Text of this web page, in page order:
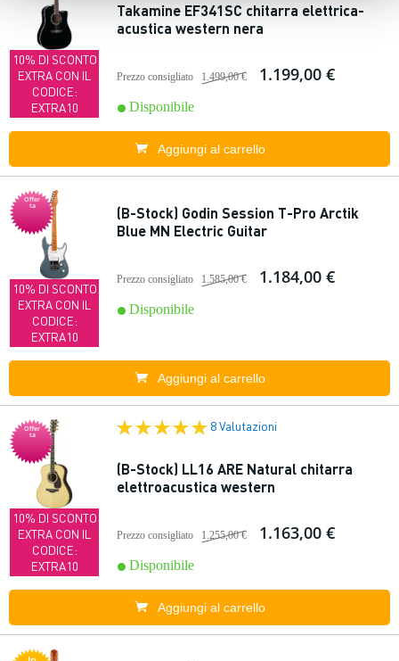
10% DI SCONTO
EXTRA CON IL
CODICE:
EXTRA10
Takamine EF341SC chitarra elettrica-
acustica western nera
Prezzo consigliato 1.499,00 € 1.199,00 €
Disponibile
Aggiungi al carrello
Offer
ta
10% DI SCONTO
EXTRA CON IL
CODICE:
EXTRA10
(B-Stock) Godin Session T-Pro Arctik
Blue MN Electric Guitar
Prezzo consigliato 1.585,00 € 1.184,00 €
Disponibile
Aggiungi al carrello
Offer
ta
10% DI SCONTO
EXTRA CON IL
CODICE:
EXTRA10
8 Valutazioni
(B-Stock) LL16 ARE Natural chitarra
elettroacustica western
Prezzo consigliato 1.255,00 € 1.163,00 €
Disponibile
Aggiungi al carrello